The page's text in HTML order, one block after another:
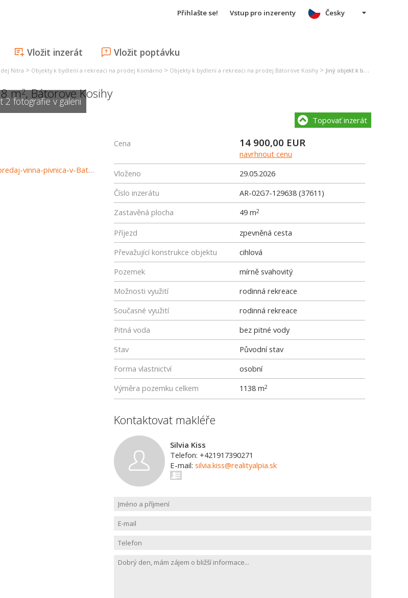
Přihlašte se! Vstup pro inzerenty
Vložit inzerát Vložit poptávku
Česky
Nitra > Objekty k bydlení a rekreaci na prodej Komárno > Objekty k bydlení a rekreaci na prodej Bátorove Kosihy > Jiný objekt k bydlení a rekreaci na prodej Bátorove Kosihy
m2,Bátorove Kosihy
2 fotografie v galerii
https://www.reality-komarno.sk/predaj-domov-domy-novostavby/Na-predaj-vinna-pivnica-v-Batorovych-Kosihach-37611/?utm_source=areality&utm_medium=xml&utm_term=37611&utm_content=dom&utm_campaign=portaly
Topovať inzerát
Cena 14 900,00 EUR
navrhnout cenu
Vloženo
29.05.2026
Číslo inzerátu
AR-02G7-129638 (37611)
Zastavěná plocha
49 m2
Příjezd
zpevněná cesta
Převažující konstrukce objektu
cihlová
Pozemek
mírně svahovitý
Možnosti využití
rodinná rekreace
Současné využití
rodinná rekreace
Pitná voda
bez pitné vody
Stav
Původní stav
Forma vlastnictví
osobní
Výměra pozemku celkem
1138 m2
Kontaktovat makléře
Silvia Kiss
Telefon: +421917390271
E-mail: silvia.kiss@realityalpia.sk